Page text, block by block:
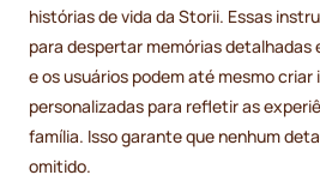
histórias de vida da Storii. Essas
para despertar memórias detalhadas
e os usuários podem até mesmo
personalizadas para refletir as
família. Isso garante que nenhum
omitido.